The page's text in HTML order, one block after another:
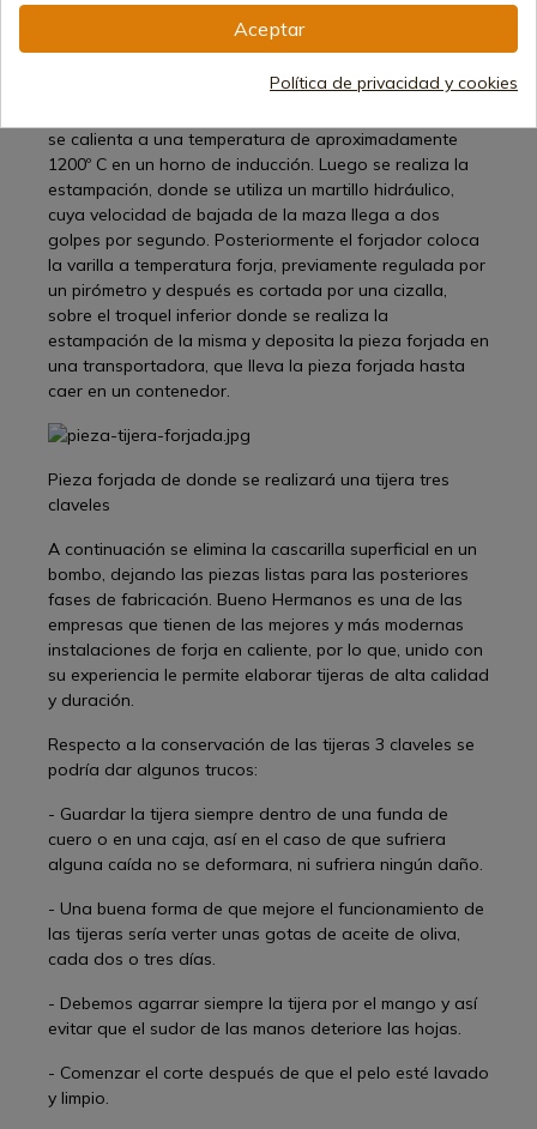
formas de realizar las tijeras tres claveles, y así
proceso comienza partiendo de una bobina de varilla
se calienta a una temperatura de aproximadamente
1200º C en un horno de inducción. Luego se realiza la
estampación, donde se utiliza un martillo hidráulico,
cuya velocidad de bajada de la maza llega a dos
golpes por segundo. Posteriormente el forjador coloca
la varilla a temperatura forja, previamente regulada por
un pirómetro y después es cortada por una cizalla,
sobre el troquel inferior donde se realiza la
estampación de la misma y deposita la pieza forjada en
una transportadora, que lleva la pieza forjada hasta
caer en un contenedor.
Pieza forjada de donde se realizará una tijera tres
claveles
A continuación se elimina la cascarilla superficial en un
bombo, dejando las piezas listas para las posteriores
fases de fabricación. Bueno Hermanos es una de las
empresas que tienen de las mejores y más modernas
instalaciones de forja en caliente, por lo que, unido con
su experiencia le permite elaborar tijeras de alta calidad
y duración.
Respecto a la conservación de las tijeras 3 claveles se
podría dar algunos trucos:
- Guardar la tijera siempre dentro de una funda de
cuero o en una caja, así en el caso de que sufriera
alguna caída no se deformara, ni sufriera ningún daño.
- Una buena forma de que mejore el funcionamiento de
las tijeras sería verter unas gotas de aceite de oliva,
cada dos o tres días.
- Debemos agarrar siempre la tijera por el mango y así
evitar que el sudor de las manos deteriore las hojas.
- Comenzar el corte después de que el pelo esté lavado
y limpio.
Aceptar
Política de privacidad y cookies